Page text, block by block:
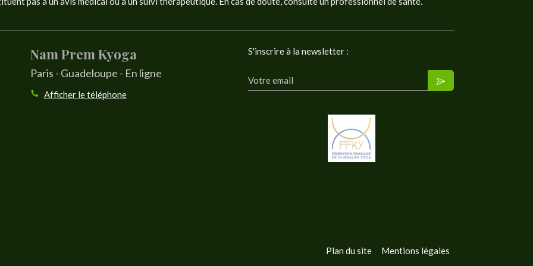
Nam Prem Kyoga
Paris - Guadeloupe - En ligne
Afficher le téléphone
S'inscrire à la newsletter :
Votre email
Plan du site Mentions légales
la conformité avec les réglementations. Personnalisez vos préférences pour contrôler la manière dont vos informations sont manipulées.